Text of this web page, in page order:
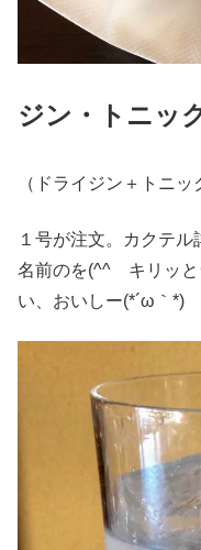
ジン・トニッ
（ドライジン＋トニッ
１号が注文。カクテ
名前のを(^^ゞキリッ
い、おいしー(*´ω｀*)